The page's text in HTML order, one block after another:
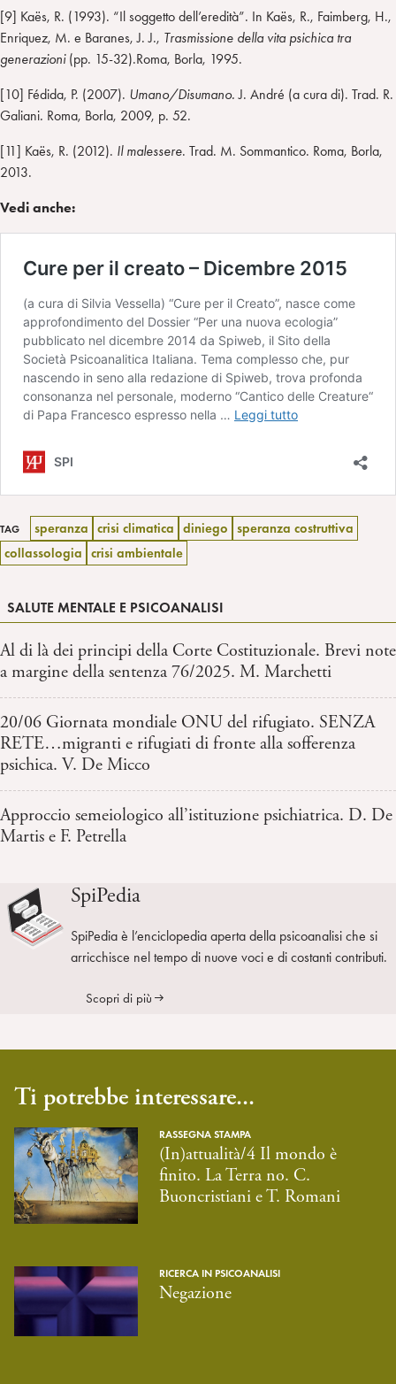
[9] Kaës, R. (1993). “Il soggetto dell’eredità”. In Kaës, R., Faimberg, H.,
Enriquez, M. e Baranes, J. J., Trasmissione della vita psichica tra
generazioni (pp. 15-32).Roma, Borla, 1995.
[10] Fédida, P. (2007). Umano/Disumano.J. André (a cura di). Trad. R.
Galiani. Roma, Borla, 2009, p. 52.
[11] Kaës, R. (2012). Il malessere. Trad. M. Sommantico. Roma, Borla,
2013.
Vedi anche:
TAG speranza crisi climatica diniego
speranza costruttiva
collassologia
crisi ambientale
SALUTE MENTALE E PSICOANALISI
Al di là dei principi della Corte Costituzionale. Brevi note
a margine della sentenza 76/2025. M. Marchetti
20/06 Giornata mondiale ONU del rifugiato. SENZA
RETE…migranti e rifugiati di fronte alla sofferenza
psichica. V. De Micco
Approccio semeiologico all’istituzione psichiatrica. D. De
Martis e F. Petrella
SpiPedia
SpiPedia è l’enciclopedia aperta della psicoanalisi che si
arricchisce nel tempo di nuove voci e di costanti contributi.
Scopri di più
Ti potrebbe interessare...
RASSEGNA STAMPA
(In)attualità/4 Il mondo è
finito. La Terra no. C.
Buoncristiani e T. Romani
RICERCA IN PSICOANALISI
Negazione